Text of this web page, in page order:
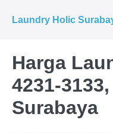
Laundry Holic
Harga
4231-
Surabaya